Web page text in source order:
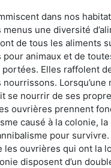
dans nos
une diversité
de tous les aliments
animaux et de
Elles raffolent
Lorsqu’une
se nourrir de ses
ouvrières prennent
causé à la colonie,
pour
les ouvrières qui ont la
disposent d’un